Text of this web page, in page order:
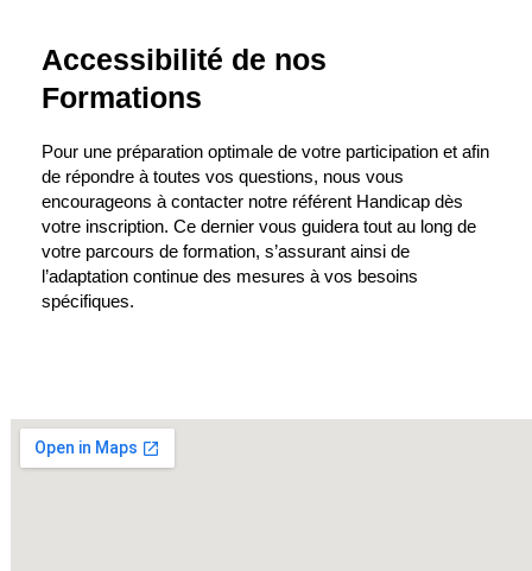
Accessibilité de nos
Formations
Pour une préparation optimale de votre participation et afin
de répondre à toutes vos questions, nous vous
encourageons à contacter notre référent Handicap dès
votre inscription. Ce dernier vous guidera tout au long de
votre parcours de formation, s’assurant ainsi de
l’adaptation continue des mesures à vos besoins
spécifiques.